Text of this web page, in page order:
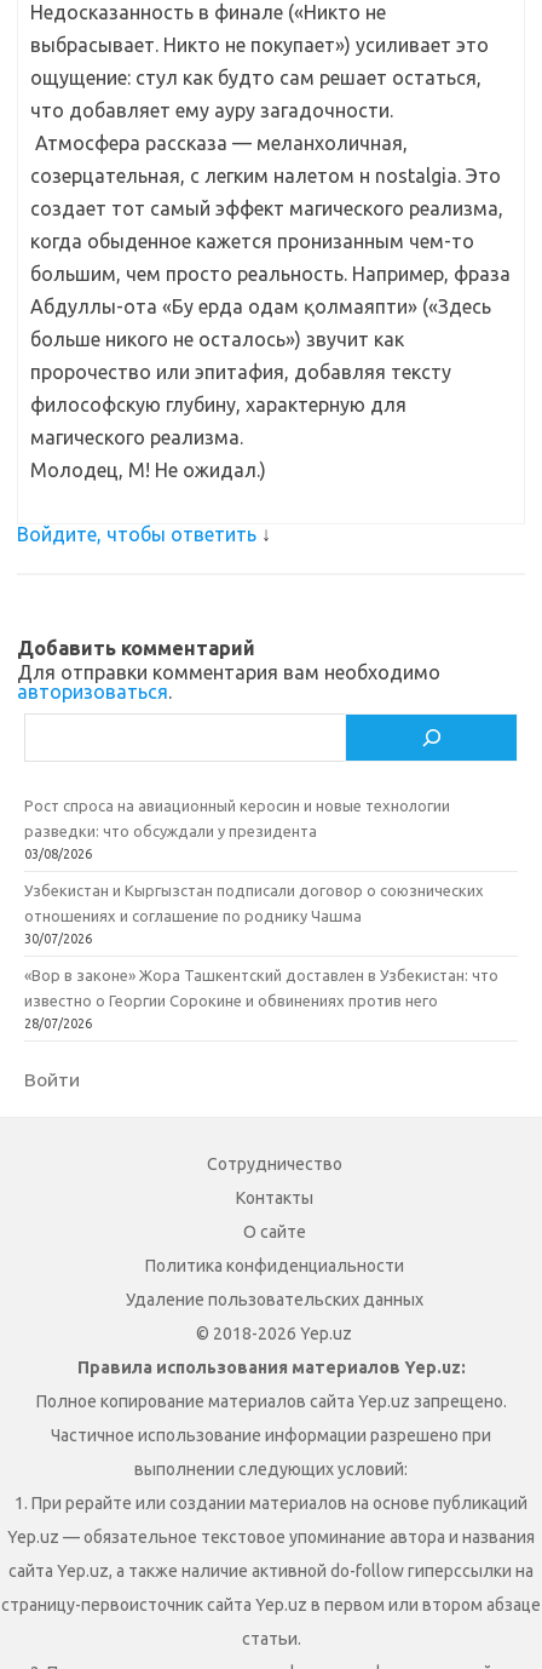
Недосказанность в финале («Никто не
выбрасывает. Никто не покупает») усиливает это
ощущение: стул как будто сам решает остаться,
что добавляет ему ауру загадочности.
Атмосфера рассказа — меланхоличная,
созерцательная, с легким налетом н nostalgia. Это
создает тот самый эффект магического реализма,
когда обыденное кажется пронизанным чем-то
большим, чем просто реальность. Например, фраза
Абдуллы-ота «Бу ерда одам қолмаяпти» («Здесь
больше никого не осталось») звучит как
пророчество или эпитафия, добавляя тексту
философскую глубину, характерную для
магического реализма.
Молодец, М! Не ожидал.)
Войдите, чтобы ответить ↓
Добавить комментарий
Для отправки комментария вам необходимо
авторизоваться.
Рост спроса на авиационный керосин и новые технологии
разведки: что обсуждали у президента
03/08/2026
Узбекистан и Кыргызстан подписали договор о союзнических
отношениях и соглашение по роднику Чашма
30/07/2026
«Вор в законе» Жора Ташкентский доставлен в Узбекистан: что
известно о Георгии Сорокине и обвинениях против него
28/07/2026
Войти
Сотрудничество
Контакты
О сайте
Политика конфиденциальности
Удаление пользовательских данных
© 2018-2026 Yep.uz
Правила использования материалов Yep.uz:
Полное копирование материалов сайта Yep.uz запрещено.
Частичное использование информации разрешено при
выполнении следующих условий:
1. При рерайте или создании материалов на основе публикаций
Yep.uz — обязательное текстовое упоминание автора и названия
сайта Yep.uz, а также наличие активной do-follow гиперссылки на
страницу-первоисточник сайта Yep.uz в первом или втором абзаце
статьи.